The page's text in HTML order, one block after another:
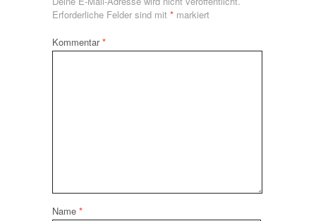
Erforderliche Felder sind mit * markiert
Kommentar*
Name *